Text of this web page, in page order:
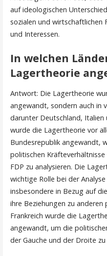
auf ideologischen
sozialen und wirtschaftlichen
und Interessen.
In welchen
Lagertheorie
Antwort: Die Lagertheorie
angewandt, sondern auch in
darunter Deutschland, Italien
wurde die Lagertheorie vor
Bundesrepublik angewandt,
politischen Kräfteverhältnisse
FDP zu analysieren. Die
wichtige Rolle bei der
insbesondere in Bezug auf
ihre Beziehungen zu anderen
Frankreich wurde die
angewandt, um die
der Gauche und der Droite zu